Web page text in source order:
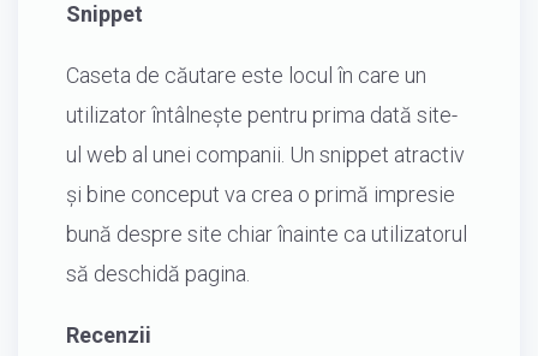
Snippet
Caseta de căutare este locul în care un
utilizator întâlnește pentru prima dată site-
ul web al unei companii. Un snippet atractiv
și bine conceput va crea o primă impresie
bună despre site chiar înainte ca utilizatorul
să deschidă pagina.
Recenzii